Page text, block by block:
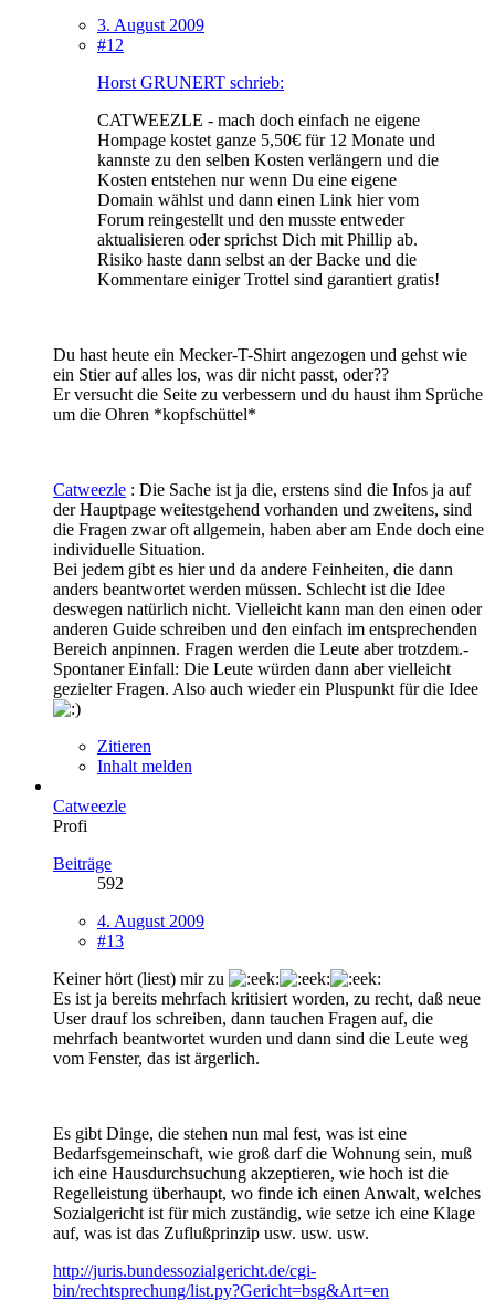
3. August 2009
#12
Horst GRUNERT schrieb:
CATWEEZLE - mach doch einfach ne eigene
Hompage kostet ganze 5,50€ für 12 Monate und
kannste zu den selben Kosten verlängern und die
Kosten entstehen nur wenn Du eine eigene
Domain wählst und dann einen Link hier vom
Forum reingestellt und den musste entweder
aktualisieren oder sprichst Dich mit Phillip ab.
Risiko haste dann selbst an der Backe und die
Kommentare einiger Trottel sind garantiert gratis!
Du hast heute ein Mecker-T-Shirt angezogen und gehst wie
ein Stier auf alles los, was dir nicht passt, oder??
Er versucht die Seite zu verbessern und du haust ihm Sprüche
um die Ohren *kopfschüttel*
Catweezle : Die Sache ist ja die, erstens sind die Infos ja auf
der Hauptpage weitestgehend vorhanden und zweitens, sind
die Fragen zwar oft allgemein, haben aber am Ende doch eine
individuelle Situation.
Bei jedem gibt es hier und da andere Feinheiten, die dann
anders beantwortet werden müssen. Schlecht ist die Idee
deswegen natürlich nicht. Vielleicht kann man den einen oder
anderen Guide schreiben und den einfach im entsprechenden
Bereich anpinnen. Fragen werden die Leute aber trotzdem.-
Spontaner Einfall: Die Leute würden dann aber vielleicht
gezielter Fragen. Also auch wieder ein Pluspunkt für die Idee
Zitieren
Inhalt melden
Catweezle
Profi
Beiträge
592
4. August 2009
#13
Keiner hört (liest) mir zu
Es ist ja bereits mehrfach kritisiert worden, zu recht, daß neue
User drauf los schreiben, dann tauchen Fragen auf, die
mehrfach beantwortet wurden und dann sind die Leute weg
vom Fenster, das ist ärgerlich.
Es gibt Dinge, die stehen nun mal fest, was ist eine
Bedarfsgemeinschaft, wie groß darf die Wohnung sein, muß
ich eine Hausdurchsuchung akzeptieren, wie hoch ist die
Regelleistung überhaupt, wo finde ich einen Anwalt, welches
Sozialgericht ist für mich zuständig, wie setze ich eine Klage
auf, was ist das Zuflußprinzip usw. usw. usw.
http://juris.bundessozialgericht.de/cgi-
bin/rechtsprechung/list.py?Gericht=bsg&Art=en